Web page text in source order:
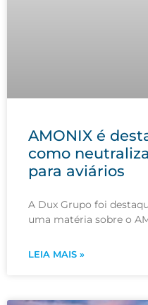
AMONIX é
como
para aviários
A Dux Grupo foi
uma matéria sobre o
LEIA MAIS »